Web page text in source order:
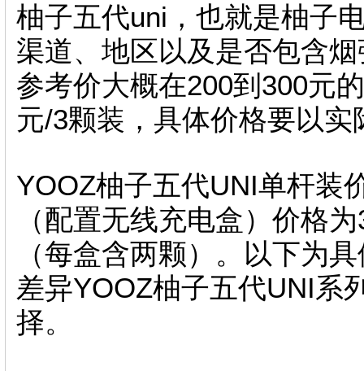
柚子五代uni，也就是柚子
渠道、地区以及是否包含
参考价大概在200到300元
元/3颗装，具体价格要以
YOOZ柚子五代UNI单杆装
（配置无线充电盒）价格
（每盒含两颗）。以下为
差异YOOZ柚子五代UNI系
择。